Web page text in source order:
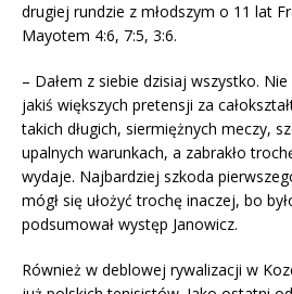
drugiej rundzie z młodszym o 11 lat
Mayotem 4:6, 7:5, 3:6.
– Dałem z siebie dzisiaj wszystko.
jakiś większych pretensji za
takich długich, siermiężnych meczy,
upalnych warunkach, a zabrakło
wydaje. Najbardziej szkoda
mógł się ułożyć trochę inaczej, bo
podsumował występ Janowicz.
Również w deblowej rywalizacji w